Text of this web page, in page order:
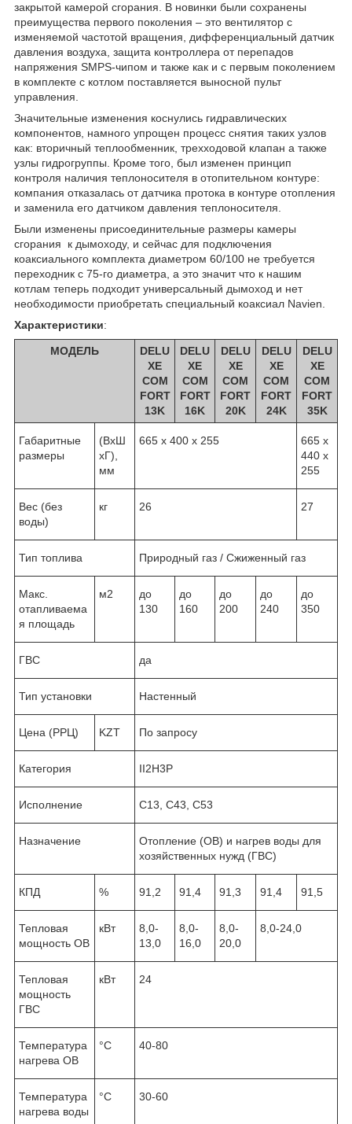
закрытой камерой сгорания. В новинки были сохранены
преимущества первого поколения – это вентилятор с
изменяемой частотой вращения, дифференциальный датчик
давления воздуха, защита контроллера от перепадов
напряжения SMPS-чипом и также как и с первым поколением
в комплекте с котлом поставляется выносной пульт
управления.
Значительные изменения коснулись гидравлических
компонентов, намного упрощен процесс снятия таких узлов
как: вторичный теплообменник, трехходовой клапан а также
узлы гидрогруппы. Кроме того, был изменен принцип
контроля наличия теплоносителя в отопительном контуре:
компания отказалась от датчика протока в контуре отопления
и заменила его датчиком давления теплоносителя.
Были изменены присоединительные размеры камеры
сгорания к дымоходу, и сейчас для подключения
коаксиального комплекта диаметром 60/100 не требуется
переходник с 75-го диаметра, а это значит что к нашим
котлам теперь подходит универсальный дымоход и нет
необходимости приобретать специальный коаксиал Navien.
Характеристики:
МОДЕЛЬ
DELU
XE
COM
FORT
13K
DELU
XE
COM
FORT
16K
DELU
XE
COM
FORT
20K
DELU
XE
COM
FORT
24K
DELU
XE
COM
FORT
35K
Габаритные
размеры
(ВхШ
хГ),
мм
665 х 400 х 255
665 х
440 х
255
Вес (без
воды)
кг 26 27
Тип топлива Природный газ / Сжиженный газ
Макс.
отапливаема
я площадь
м2
до
130
до
160
до
200
до
240
до
350
ГВС да
Тип установки Настенный
Цена (РРЦ) KZT По запросу
Категория II2H3P
Исполнение C13, С43, С53
Назначение
Отопление (ОВ) и нагрев воды для
хозяйственных нужд (ГВС)
КПД % 91,2 91,4 91,3 91,4 91,5
Тепловая
мощность ОВ
кВт
8,0-
13,0
8,0-
16,0
8,0-
20,0
8,0-24,0
Тепловая
мощность
ГВС
кВт 24
Температура
нагрева ОВ
°C 40-80
Температура
нагрева воды
°C 30-60